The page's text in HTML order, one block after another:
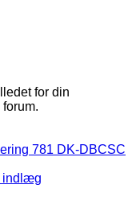
for din
781 DK-DBCSC
indlæg